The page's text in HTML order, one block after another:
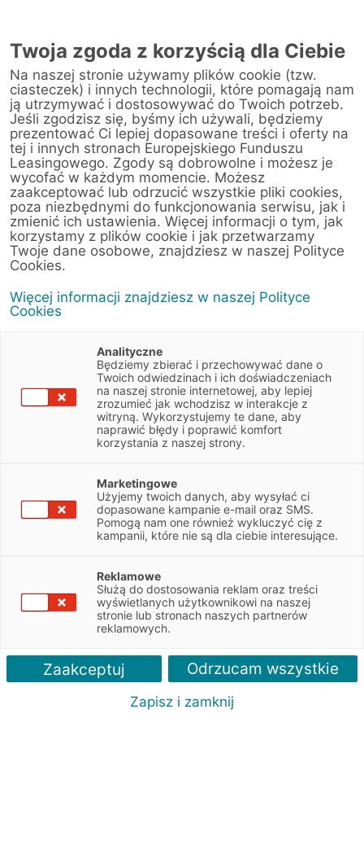
Warsztat
Strona główna/ Obsługa klienta/Centrum Likwidacji Szkód
Daimler Truck Retail Polska Sp. z o.o. (Warszawa)
< Powrót do listy placówek
Daimler Truck Retail
Polska Sp. z o.o.
(Warszawa)
Gottlieba Daimlera 4
Warszawa)
Mazowieckie
5223234571
Dostawcze, Ciężarowe
Obsługiwane marki:
Mercedes, FUSO, Setra
Autoryzacja serwisu:
Mercedes, FUSO, Setra
Wyznacz trasę
Twoja zgoda z korzyścią dla Ciebie
Na naszej stronie używamy plików cookie (tzw.
ciasteczek) i innych technologii, które pomagają nam
ją utrzymywać i dostosowywać do Twoich potrzeb.
Jeśli zgodzisz się, byśmy ich używali, będziemy
prezentować Ci lepiej dopasowane treści i oferty na
tej i innych stronach Europejskiego Funduszu
Leasingowego. Zgody są dobrowolne i możesz je
wycofać w każdym momencie. Możesz
zaakceptować lub odrzucić wszystkie pliki cookies,
poza niezbędnymi do funkcjonowania serwisu, jak i
zmienić ich ustawienia. Więcej informacji o tym, jak
korzystamy z plików cookie i jak przetwarzamy
Twoje dane osobowe, znajdziesz w naszej Polityce
Cookies.
Więcej informacji znajdziesz w naszej Polityce
Cookies
Analityczne
Będziemy zbierać i przechowywać dane o
Twoich odwiedzinach i ich doświadczeniach
na naszej stronie internetowej, aby lepiej
zrozumieć jak wchodzisz w interakcje z
witryną. Wykorzystujemy te dane, aby
naprawić błędy i poprawić komfort
korzystania z naszej strony.
Marketingowe
Użyjemy twoich danych, aby wysyłać ci
dopasowane kampanie e-mail oraz SMS.
Pomogą nam one również wykluczyć cię z
kampanii, które nie są dla ciebie interesujące.
Reklamowe
Służą do dostosowania reklam oraz treści
wyświetlanych użytkownikowi na naszej
stronie lub stronach naszych partnerów
reklamowych.
Zaakceptuj Odrzucam wszystkie
Zapisz i zamknij